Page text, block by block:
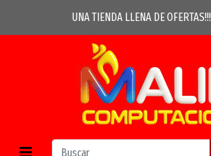
UNA TIENDA LLENA DE OFERTAS!!!